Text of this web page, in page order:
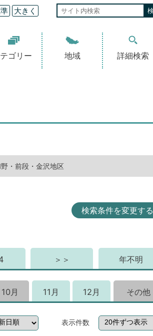
大きく
ゴリー 地域 詳細検索
・前段・金沢地区
検索条件を変更する
＞＞ 年不明
10月 11月 12月 その他
表示件数